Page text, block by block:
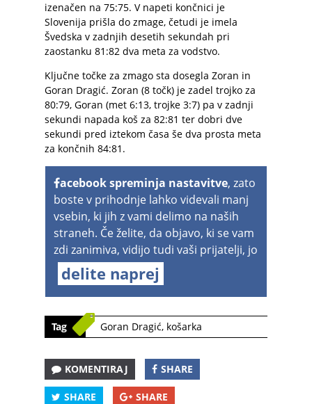
izenačen na 75:75. V napeti končnici je
Slovenija prišla do zmage, četudi je imela
Švedska v zadnjih desetih sekundah pri
zaostanku 81:82 dva meta za vodstvo.
Ključne točke za zmago sta dosegla Zoran in
Goran Dragić. Zoran (8 točk) je zadel trojko za
80:79, Goran (met 6:13, trojke 3:7) pa v zadnji
sekundi napada koš za 82:81 ter dobri dve
sekundi pred iztekom časa še dva prosta meta
za končnih 84:81.
acebook spreminja nastavitve, zato
boste v prihodnje lahko videvali manj
vsebin, ki jih z vami delimo na naših
straneh. Če želite, da objavo, ki se vam
zdi zanimiva, vidijo tudi vaši prijatelji, jo
delite naprej
Tag Goran Dragić, košarka
KOMENTIRAJ SHARE
SHARE SHARE